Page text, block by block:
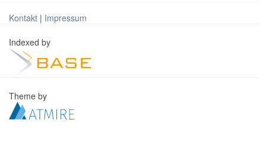
Kontakt | Impressum
Indexed by
Theme by